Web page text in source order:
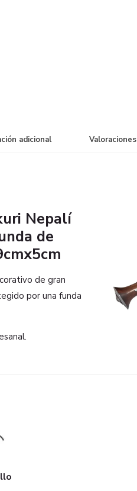
adicional Valoraciones
Nepalí
de
de gran
por una funda